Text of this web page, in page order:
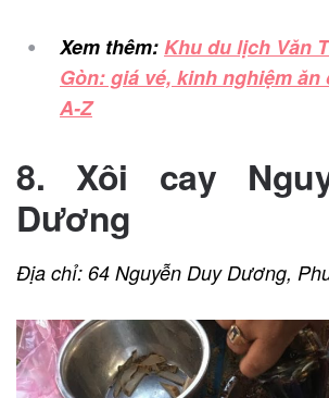
Xem thêm:Khu du lịch Văn
Gòn: giá vé, kinh nghiệm
A-Z
8. Xôi cay
Dương
Địa chỉ: 64 Nguyễn Duy Dương,